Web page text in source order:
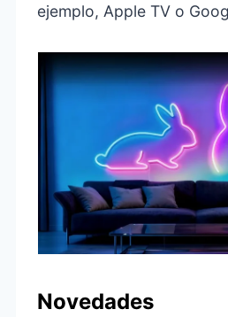
ejemplo, Apple TV o
Novedades